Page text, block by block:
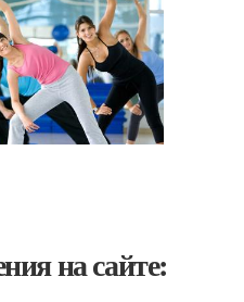
на сайте: